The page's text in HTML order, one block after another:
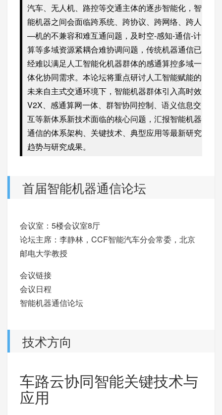
汽车、无人机、路控等交通主体的逐步智能化，智
能机器之间会面临跨系统、跨协议、跨网络、跨人
—机的不兼容和难互通问题，及时空-感知-通信-计
算等多域资源紧耦合难协调问题，传统机器通信已
经难以满足人工智能化机器群体的感通算控多域一
体化协同需求。本论坛将重点研讨人工智能赋能的
未来自主式交通环境下，智能机器群体引入高时效
V2X、感通算网一体、群智协同控制、语义信息交
互等新体系新技术面临的核心问题，汇报智能机器
通信的体系架构、关键技术、典型应用等最新研究
趋势与研究成果。
首届智能机器通信论坛
会议室：5楼会议室8厅
论坛主席：李静林，CCF智能汽车分会常委，北京
邮电大学教授
会议链接
会议日程
智能机器通信论坛
技术方向
车路云协同智能关键技术与
应用